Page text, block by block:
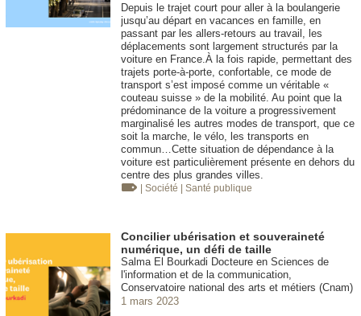
Depuis le trajet court pour aller à la boulangerie
jusqu’au départ en vacances en famille, en
passant par les allers-retours au travail, les
déplacements sont largement structurés par la
voiture en France.À la fois rapide, permettant des
trajets porte-à-porte, confortable, ce mode de
transport s’est imposé comme un véritable «
couteau suisse » de la mobilité. Au point que la
prédominance de la voiture a progressivement
marginalisé les autres modes de transport, que ce
soit la marche, le vélo, les transports en
commun…Cette situation de dépendance à la
voiture est particulièrement présente en dehors du
centre des plus grandes villes.
| Société | Santé publique
Concilier ubérisation et souveraineté
numérique, un défi de taille
Salma El Bourkadi Docteure en Sciences de
l'information et de la communication,
Conservatoire national des arts et métiers (Cnam)
1 mars 2023